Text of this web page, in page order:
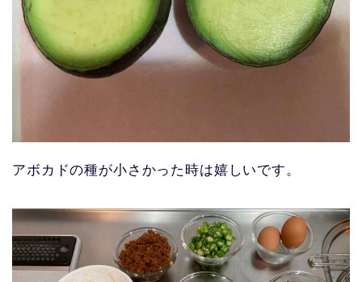
アボカドの種が小さかった時は嬉しいです。